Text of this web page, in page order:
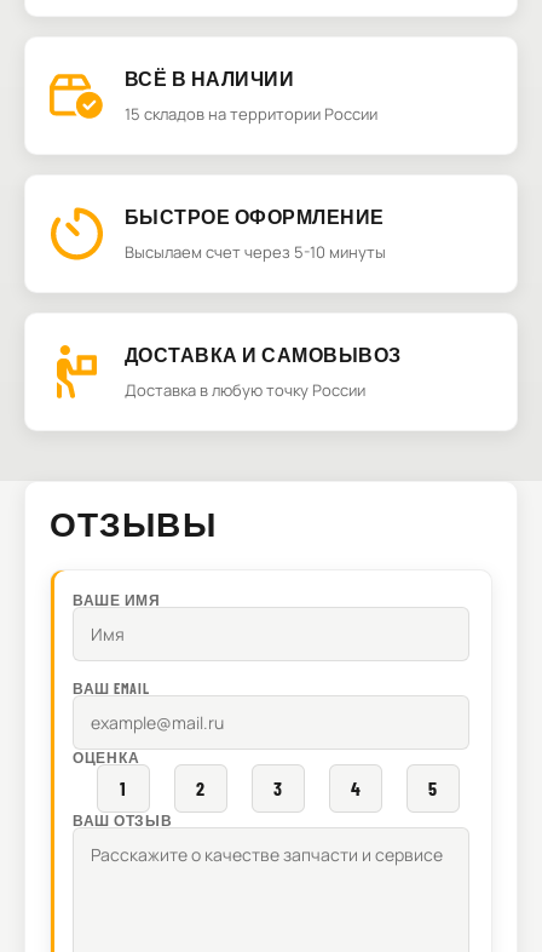
ВСЁ В НАЛИЧИИ
15 складов на территории России
БЫСТРОЕ ОФОРМЛЕНИЕ
Высылаем счет через 5-10 минуты
ДОСТАВКА И САМОВЫВОЗ
Доставка в любую точку России
ОТЗЫВЫ
ВАШЕ ИМЯ
ВАШ EMAIL
ОЦЕНКА
1 2 3 4 5
ВАШ ОТЗЫВ